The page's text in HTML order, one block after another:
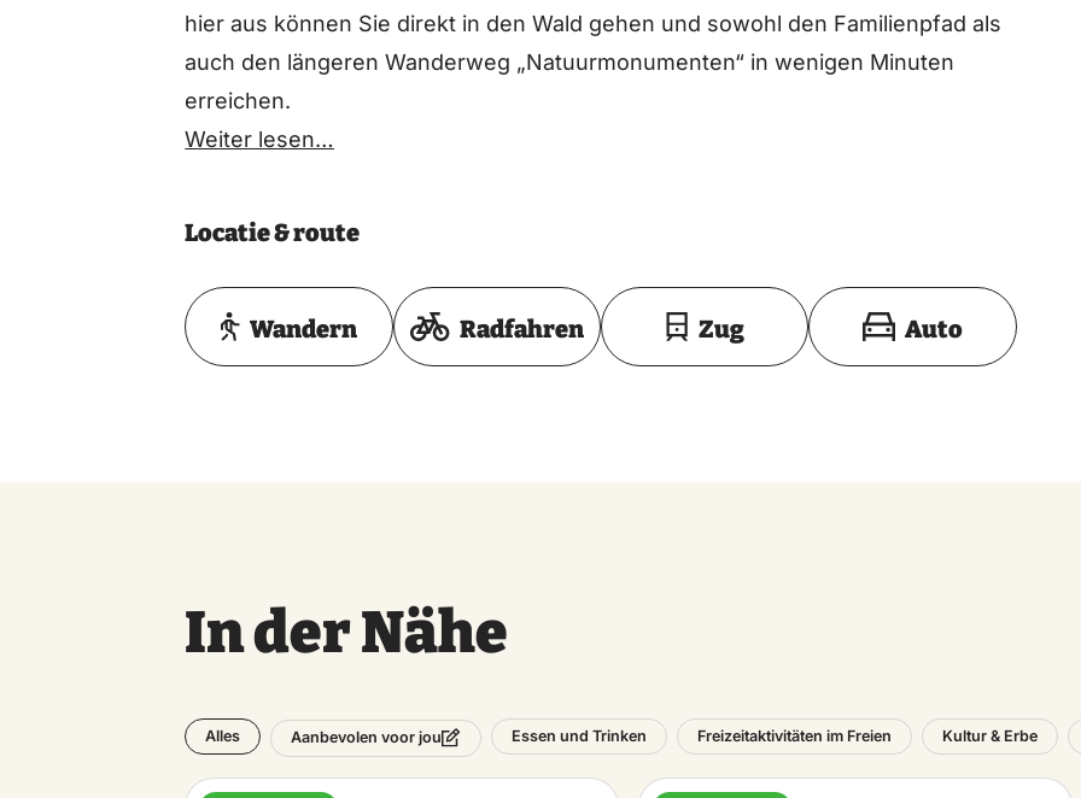
hier aus können Sie direkt in den Wald gehen und sowohl den Familienpfad als
auch den längeren Wanderweg „Natuurmonumenten“ in wenigen Minuten
erreichen.
Weiter lesen…
Locatie & route
Toon op kaart
Wandern Radfahren Zug Auto
In der Nähe
Alles Aanbevolen voor jou Essen und Trinken Freizeitaktivitäten im Freien Kultur & Erbe